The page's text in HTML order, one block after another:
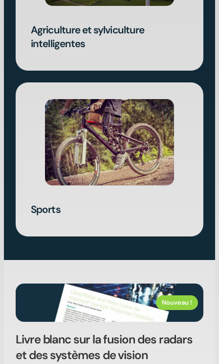
Agriculture et sylviculture
intelligentes
Sports
Nouveau !
Livre blanc sur la fusion des radars
et des systèmes de vision